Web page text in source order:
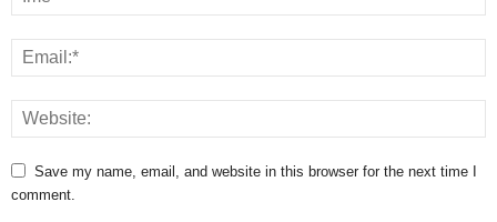
Save my name, email, and website in this browser for the next time I
comment.